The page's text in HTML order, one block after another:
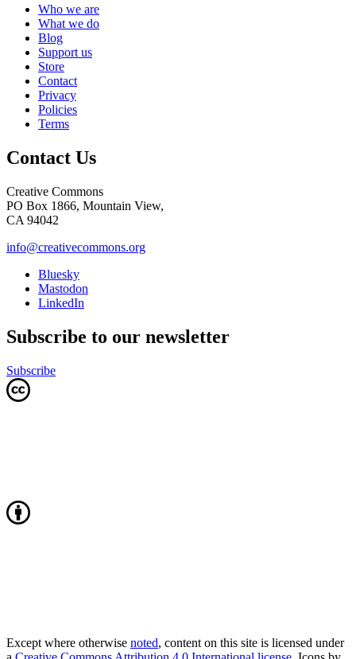
Who we are
What we do
Blog
Support us
Store
Contact
Privacy
Policies
Terms
Contact Us
Creative Commons
PO Box 1866, Mountain View,
CA 94042
info@creativecommons.org
Bluesky
Mastodon
LinkedIn
Subscribe to our newsletter
Subscribe
Except where otherwise noted, content on this site is licensed under